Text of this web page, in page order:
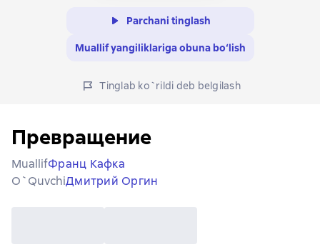
Parchani tinglash
Muallif yangiliklariga obuna bo‘lish
Tinglab ko`rildi deb belgilash
Превращение
MuallifФранц Кафка
O`quvchiДмитрий Оргин